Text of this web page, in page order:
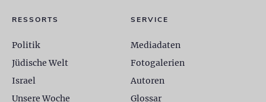
RESSORTS
Politik
Jüdische Welt
Israel
Unsere Woche
SERVICE
Mediadaten
Fotogalerien
Autoren
Glossar